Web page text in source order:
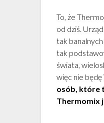
To, że
od dziś.
tak
tak
świata,
więc nie będę
osób, które
Thermomix